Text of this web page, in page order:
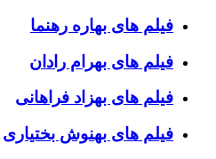
فیلم های بهاره رهنما
فیلم های بهرام رادان
فیلم های بهزاد فراهانی
فیلم های بهنوش بختیاری